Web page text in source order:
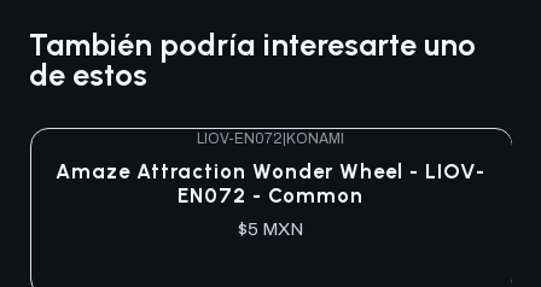
También podría interesarte uno
de estos
LIOV-EN072 KONAMI
Amaze Attraction Wonder Wheel - LIOV-
EN072 - Common
$5 MXN